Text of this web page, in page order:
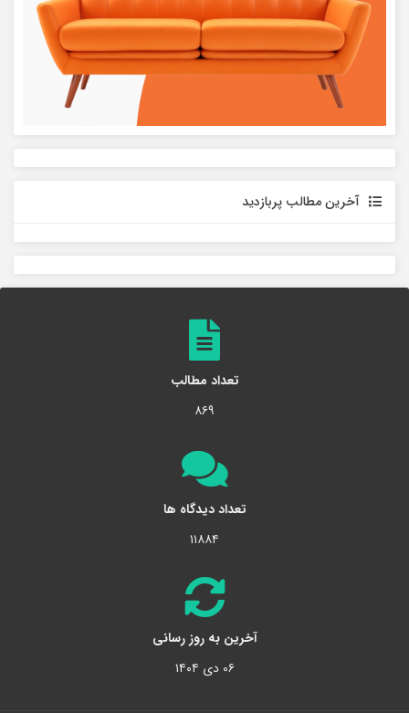
آخرین مطالب پربازدید
تعداد مطالب
۸۶۹
تعداد دیدگاه ها
۱۱۸۸۴
آخرین به روز رسانی
۰۶ دی ۱۴۰۴